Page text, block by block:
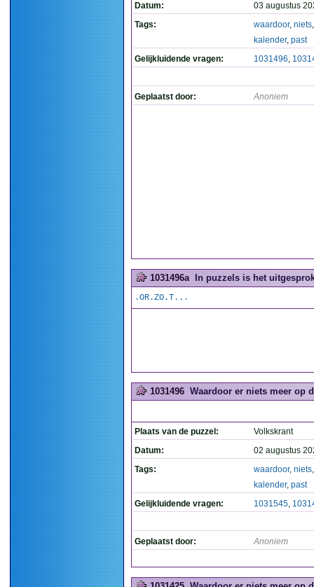
Datum:
03 augustus
Tags:
waardoor, niets
kalender, past
Gelijkluidende vragen:
1031496,
Geplaatst door: Anoniem
1031496a In puzzels is het
.OR.ZO.T...
1031496 Waardoor er niets meer op
Plaats van de puzzel:
Volkskrant
Datum:
02 augustus
Tags:
waardoor, niets
kalender, past
Gelijkluidende vragen:
1031545,
Geplaatst door: Anoniem